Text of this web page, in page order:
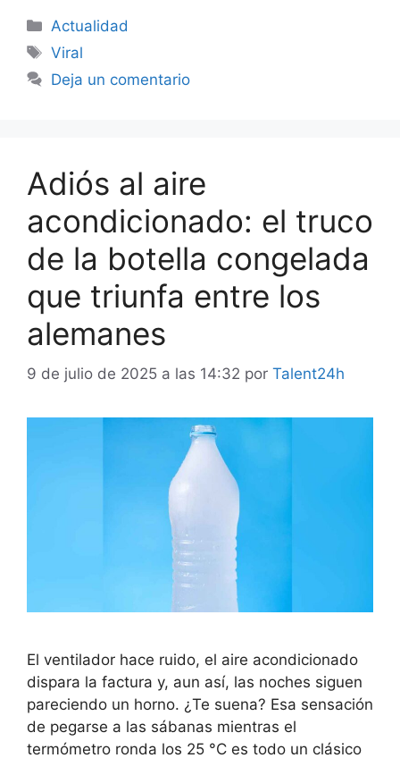
Categorías
Actualidad
Etiquetas
Viral
Deja un comentario
Adiós al aire
acondicionado: el truco
de la botella congelada
que triunfa entre los
alemanes
9 de julio de 2025 a las 14:32 por Talent24h
El ventilador hace ruido, el aire acondicionado
dispara la factura y, aun así, las noches siguen
pareciendo un horno. ¿Te suena? Esa sensación
de pegarse a las sábanas mientras el
termómetro ronda los 25 °C es todo un clásico